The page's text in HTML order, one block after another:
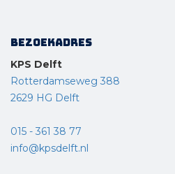
Bezoekadres
KPS Delft
Rotterdamseweg 388
2629 HG Delft
015 - 361 38 77
info@kpsdelft.nl